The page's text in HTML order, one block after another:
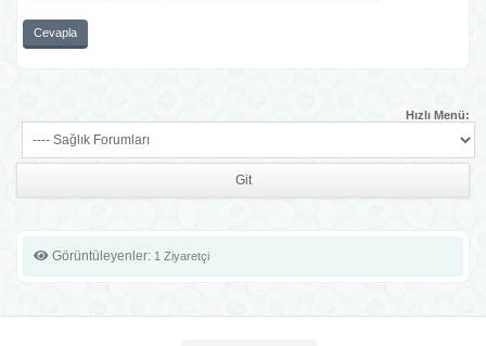
Cevapla
Hızlı Menü:
Görüntüleyenler: 1 Ziyaretçi